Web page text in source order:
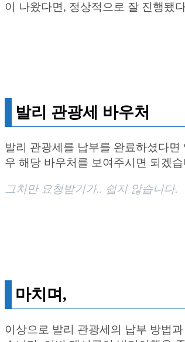
이 나왔다면, 정상적으로 잘 진행됐
발리 관광세 바우처
발리 관광세를 납부를 완료하셨다
우 해당 바우처를 보여주시면 되겠
그치만 요청받기가.. 쉽지 않습니다.
마치며,
이상으로 발리 관광세의 납부 방법